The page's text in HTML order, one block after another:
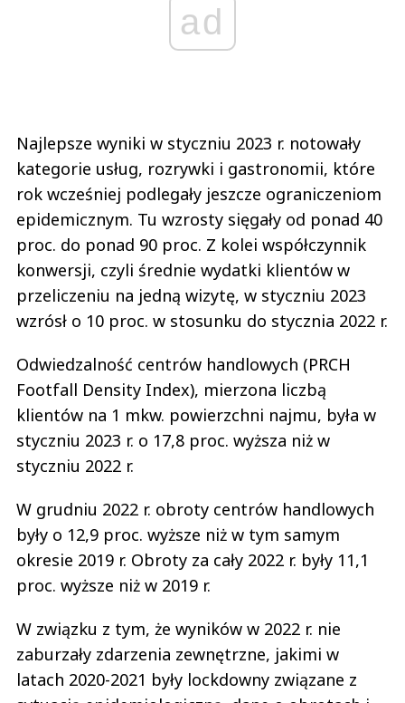
ad
Najlepsze wyniki w styczniu 2023 r. notowały
kategorie usług, rozrywki i gastronomii, które
rok wcześniej podlegały jeszcze ograniczeniom
epidemicznym. Tu wzrosty sięgały od ponad 40
proc. do ponad 90 proc. Z kolei współczynnik
konwersji, czyli średnie wydatki klientów w
przeliczeniu na jedną wizytę, w styczniu 2023
wzrósł o 10 proc. w stosunku do stycznia 2022 r.
Odwiedzalność centrów handlowych (PRCH
Footfall Density Index), mierzona liczbą
klientów na 1 mkw. powierzchni najmu, była w
styczniu 2023 r. o 17,8 proc. wyższa niż w
styczniu 2022 r.
W grudniu 2022 r. obroty centrów handlowych
były o 12,9 proc. wyższe niż w tym samym
okresie 2019 r. Obroty za cały 2022 r. były 11,1
proc. wyższe niż w 2019 r.
W związku z tym, że wyników w 2022 r. nie
zaburzały zdarzenia zewnętrzne, jakimi w
latach 2020-2021 były lockdowny związane z